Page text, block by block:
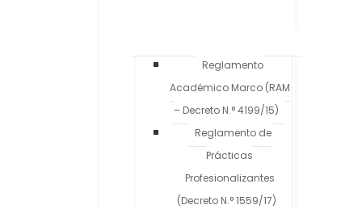
Reglamento
Académico Marco (RAM
– Decreto N.° 4199/15)
Reglamento de
Prácticas
Profesionalizantes
(Decreto N.° 1559/17)